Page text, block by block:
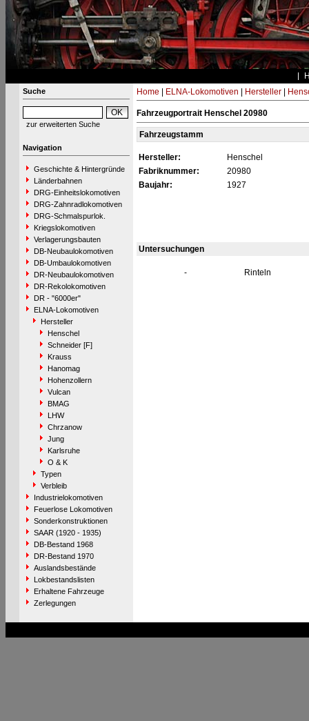
Suche
zur erweiterten Suche
Navigation
Geschichte & Hintergründe
Länderbahnen
DRG-Einheitslokomotiven
DRG-Zahnradlokomotiven
DRG-Schmalspurlok.
Kriegslokomotiven
Verlagerungsbauten
DB-Neubaulokomotiven
DB-Umbaulokomotiven
DR-Neubaulokomotiven
DR-Rekolokomotiven
DR - "6000er"
ELNA-Lokomotiven
Hersteller
Henschel
Schneider [F]
Krauss
Hanomag
Hohenzollern
Vulcan
BMAG
LHW
Chrzanow
Jung
Karlsruhe
O & K
Typen
Verbleib
Industrielokomotiven
Feuerlose Lokomotiven
Sonderkonstruktionen
SAAR (1920 - 1935)
DB-Bestand 1968
DR-Bestand 1970
Auslandsbestände
Lokbestandslisten
Erhaltene Fahrzeuge
Zerlegungen
Home ELNA-Lokomotiven Hersteller|
Fahrzeugportrait Henschel 20980
Fahrzeugstamm
Hersteller:
Henschel
Fabriknummer:
20980
Baujahr:
1927
Untersuchungen
- Rinteln